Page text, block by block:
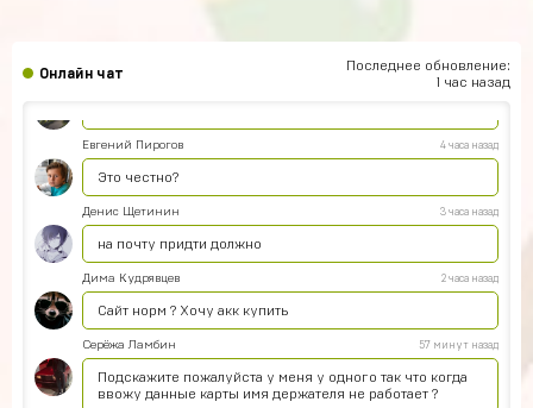
Онлайн чат
Последнее обновление:
1 час назад
Все дошло спасибо
Дима Ганюшин 4 часа назад
Евгений Пирогов 4 часа назад
Это честно?
Денис Щетинин 3 часа назад
на почту придти должно
Дима Кудрявцев 2 часа назад
Сайт норм ? Хочу акк купить
Серёжа Ламбин 57 минут назад
Подскажите пожалуйста у меня у одного так что когда
ввожу данные карты имя держателя не работает ?